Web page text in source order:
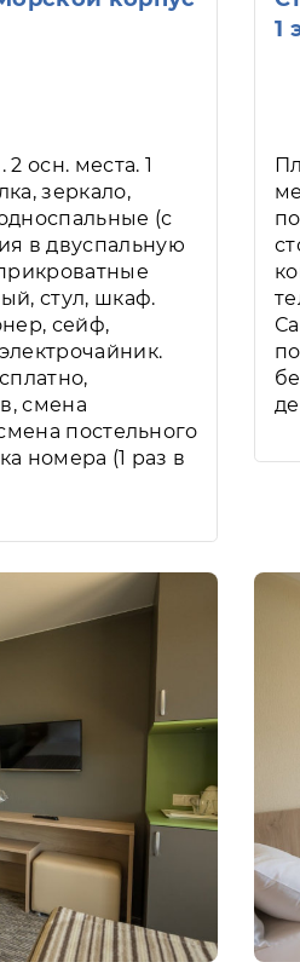
осн. места. 1
зеркало,
(с
в двуспальную
стул, шкаф.
сейф,
смена
постельного
номера (1 раз в
1